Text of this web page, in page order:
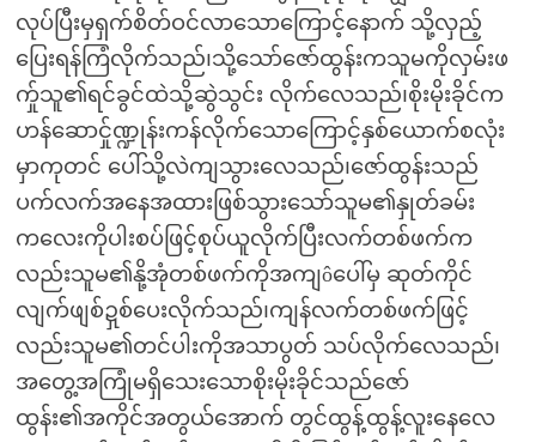
လုပ်ပြီးမှရှက်စိတ်ဝင်လာသောကြောင့်နောက် သို့လှည့်
ပြေးရန်ကြံလိုက်သည်၊သို့သော်ဇော်ထွန်းကသူမကိုလှမ်းဖ
က်ှုသူ၏ရင်ခွင်ထဲသို့ဆွဲသွင်း လိုက်လေသည်၊စိုးမိုးခိုင်က
ဟန်ဆောင်ှုဏ္ဍုန်းကန်လိုက်သောကြောင့်နှစ်ယောက်စလုံး
မှာကုတင် ပေါ်သို့လဲကျသွားလေသည်၊ဇော်ထွန်းသည်
ပက်လက်အနေအထားဖြစ်သွားသော်သူမ၏နှုတ်ခမ်း
ကလေးကိုပါးစပ်ဖြင့်စုပ်ယူလိုက်ပြီးလက်တစ်ဖက်က
လည်းသူမ၏နို့အုံတစ်ဖက်ကိုအကျôပေါ်မှ ဆုတ်ကိုင်
လျက်ဖျစ်ဍှစ်ပေးလိုက်သည်၊ကျန်လက်တစ်ဖက်ဖြင့်
လည်းသူမ၏တင်ပါးကိုအသာပွတ် သပ်လိုက်လေသည်၊
အတွေ့အကြုံမရှိသေးသောစိုးမိုးခိုင်သည်ဇော်
ထွန်း၏အကိုင်အတွယ်အောက် တွင်ထွန့်ထွန့်လူးနေလေ